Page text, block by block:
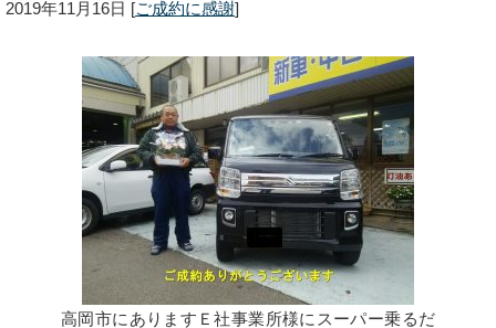
2019年11月16日 [ご成約に感謝]
高岡市にありますＥ社事業所様にスーパー乗るだ